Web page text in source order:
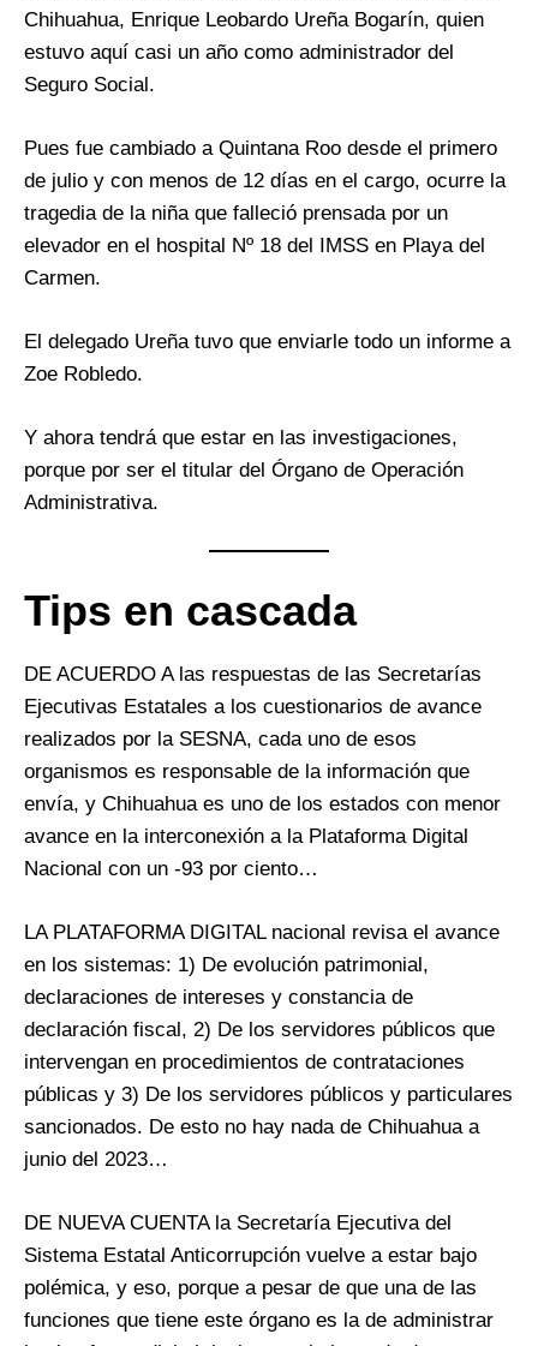
Chihuahua, Enrique Leobardo Ureña Bogarín, quien
estuvo aquí casi un año como administrador del
Seguro Social.
Pues fue cambiado a Quintana Roo desde el primero
de julio y con menos de 12 días en el cargo, ocurre la
tragedia de la niña que falleció prensada por un
elevador en el hospital Nº 18 del IMSS en Playa del
Carmen.
El delegado Ureña tuvo que enviarle todo un informe a
Zoe Robledo.
Y ahora tendrá que estar en las investigaciones,
porque por ser el titular del Órgano de Operación
Administrativa.
Tips en cascada
DE ACUERDO A las respuestas de las Secretarías
Ejecutivas Estatales a los cuestionarios de avance
realizados por la SESNA, cada uno de esos
organismos es responsable de la información que
envía, y Chihuahua es uno de los estados con menor
avance en la interconexión a la Plataforma Digital
Nacional con un -93 por ciento…
LA PLATAFORMA DIGITAL nacional revisa el avance
en los sistemas: 1) De evolución patrimonial,
declaraciones de intereses y constancia de
declaración fiscal, 2) De los servidores públicos que
intervengan en procedimientos de contrataciones
públicas y 3) De los servidores públicos y particulares
sancionados. De esto no hay nada de Chihuahua a
junio del 2023…
DE NUEVA CUENTA la Secretaría Ejecutiva del
Sistema Estatal Anticorrupción vuelve a estar bajo
polémica, y eso, porque a pesar de que una de las
funciones que tiene este órgano es la de administrar